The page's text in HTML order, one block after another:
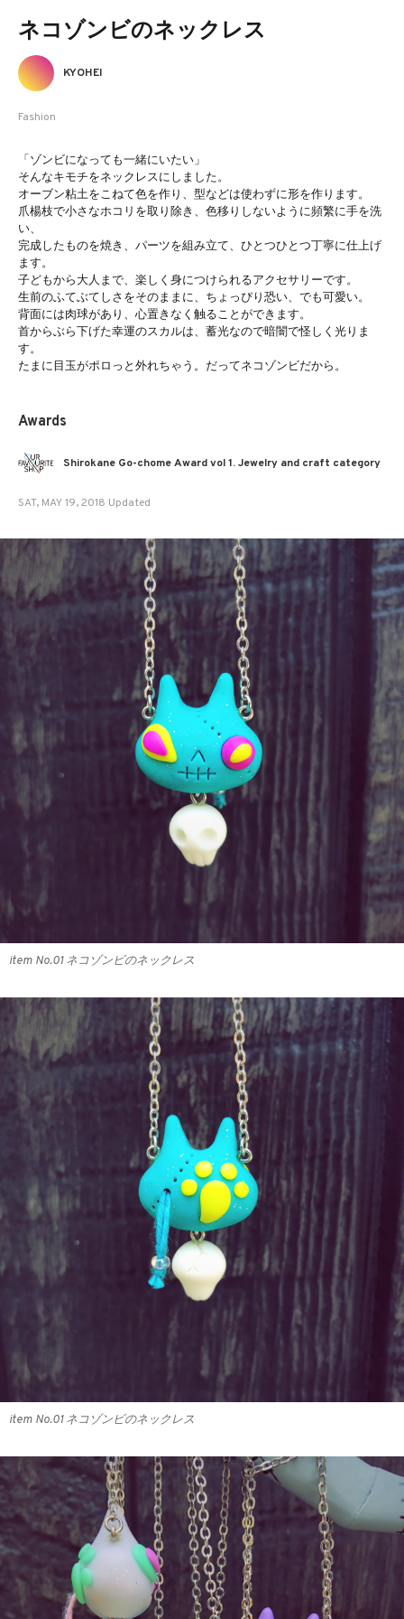
ネコゾンビのネックレス
Fashion
KYOHEI
「ゾンビになっても一緒にいたい」
そんなキモチをネックレスにしました。
オーブン粘土をこねて色を作り、型などは使わずに形を作ります。
爪楊枝で小さなホコリを取り除き、色移りしないように頻繁に手を洗
い、
完成したものを焼き、パーツを組み立て、ひとつひとつ丁寧に仕上げ
ます。
子どもから大人まで、楽しく身につけられるアクセサリーです。
生前のふてぶてしさをそのままに、ちょっぴり恐い、でも可愛い。
背面には肉球があり、心置きなく触ることができます。
首からぶら下げた幸運のスカルは、蓄光なので暗闇で怪しく光りま
す。
たまに目玉がポロっと外れちゃう。だってネコゾンビだから。
Awards
Shirokane Go-chome Award vol 1. Jewelry and craft category
SAT, MAY 19, 2018 Updated
item No.01 ネコゾンビのネックレス
item No.01 ネコゾンビのネックレス